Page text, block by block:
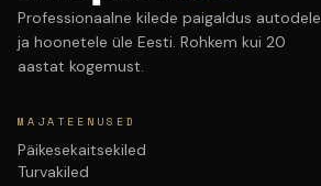
Professionaalne kilede paigaldus autodele
ja hoonetele üle Eesti. Rohkem kui 20
aastat kogemust.
MAJATEENUSED
Päikesekaitsekiled
Turvakiled